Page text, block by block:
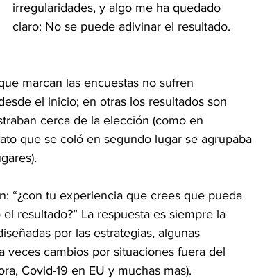
irregularidades, y algo me ha quedado
claro: No se puede adivinar el resultado.
marcan las encuestas no sufren
el inicio; en otras los resultados son
cerca de la elección (como en
que se coló en segundo lugar se agrupaba
“¿con tu experiencia que crees que pueda
resultado?” La respuesta es siempre la
por las estrategias, algunas
veces cambios por situaciones fuera del
Covid-19 en EU y muchas mas).